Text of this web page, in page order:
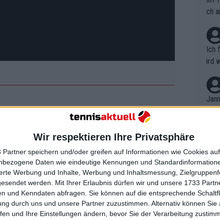
Wir respektieren Ihre Privatsphäre
Partner speichern und/oder greifen auf Informationen wie Cookies
Daten wie eindeutige Kennungen und
Werbung und Inhalte, Werbung und Inhaltsmessung,
werden. Mit Ihrer Erlaubnis dürfen wir und unsere 1733
und Kenndaten abfragen. Sie können auf die entsprechende
durch uns und unsere Partner zuzustimmen. Alternativ können Sie
und Ihre Einstellungen ändern, bevor Sie der Verarbeitung
am Samstag, dem 8. März,
wird sein erster Gegner sein,
Spanier, Pablo Carreño,
Dubai, wo er in 3 Sätzen gegen
ch
Ich
ird
r in
em
t,
B.
on
n
nt.